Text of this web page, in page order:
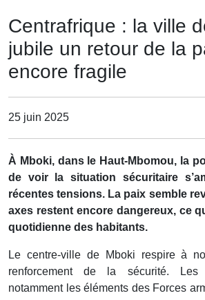
Centrafrique : la ville
jubile un retour de la
encore fragile
25 juin 2025
À Mboki, dans le Haut-Mbomou, la
de voir la situation sécuritaire
récentes tensions. La paix semble
axes restent encore dangereux, ce
quotidienne des habitants.
Le centre-ville de Mboki respire à
renforcement de la sécurité. Les
notamment les éléments des Forces